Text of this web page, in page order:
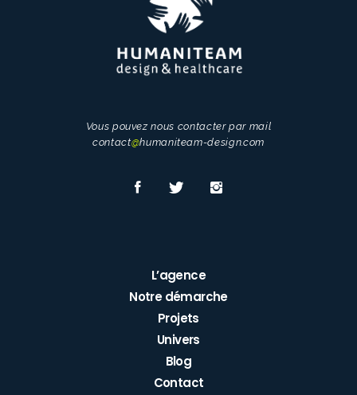
Vous pouvez nous contacter par mail
contact@humaniteam-design.com
L’agence
Notre démarche
Projets
Univers
Blog
Contact